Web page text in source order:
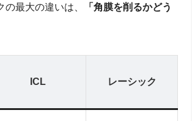
の最大の違いは、
「角膜を削るかどう
ICL レーシック